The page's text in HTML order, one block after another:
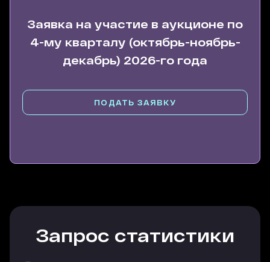
Заявка на участие в аукционе по
4-му кварталу (октябрь-ноябрь-
декабрь) 2026-го года
ПОДАТЬ ЗАЯВКУ
Запрос статистики